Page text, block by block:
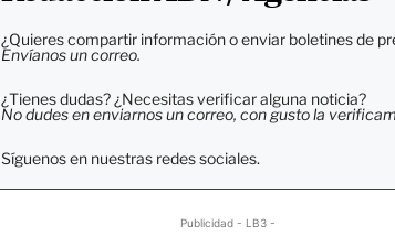
¿Quieres compartir información o enviar boletines de
Envíanos un correo.
¿Tienes dudas? ¿Necesitas verificar alguna noticia?
No dudes en enviarnos un correo, con gusto la
Síguenos en nuestras redes sociales.
Publicidad - LB3 -